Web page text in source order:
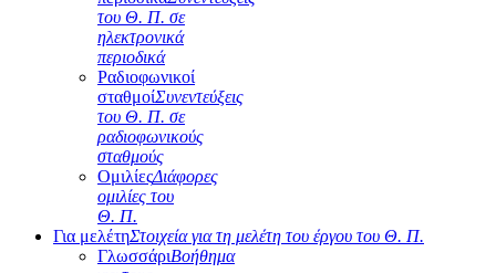
του Θ. Π. σε
ηλεκτρονικά
περιοδικά
Ραδιοφωνικοί
σταθμοίΣυνεντεύξεις
του Θ. Π. σε
ραδιοφωνικούς
σταθμούς
ΟμιλίεςΔιάφορες
ομιλίες του
Θ. Π.
Για μελέτηΣτοιχεία για τη μελέτη του έργου του Θ. Π.
ΓλωσσάριΒοήθημα